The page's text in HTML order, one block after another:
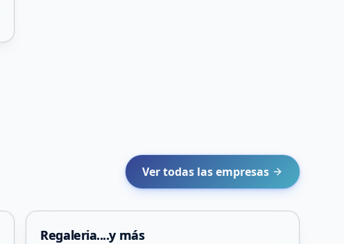
Ver todas las empresas
Regaleria....y más